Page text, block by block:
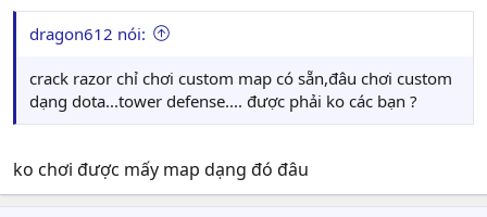
dragon612 nói:
crack razor chỉ chơi custom map có sẵn,đâu chơi custom
dạng dota...tower defense.... được phải ko các bạn ?
ko chơi được mấy map dạng đó đâu